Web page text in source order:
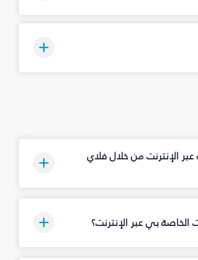
الإنترنت من خلال فلاي
الخاصة بي عبر الإنترنت؟